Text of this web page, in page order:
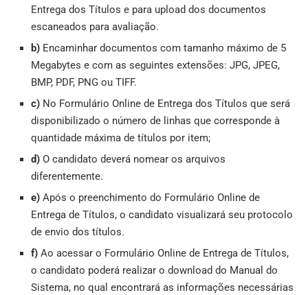
Entrega dos Títulos e para upload dos documentos
escaneados para avaliação.
b) Encaminhar documentos com tamanho máximo de 5
Megabytes e com as seguintes extensões: JPG, JPEG,
BMP, PDF, PNG ou TIFF.
c) No Formulário Online de Entrega dos Títulos que será
disponibilizado o número de linhas que corresponde à
quantidade máxima de títulos por item;
d) O candidato deverá nomear os arquivos
diferentemente.
e) Após o preenchimento do Formulário Online de
Entrega de Títulos, o candidato visualizará seu protocolo
de envio dos títulos.
f) Ao acessar o Formulário Online de Entrega de Títulos,
o candidato poderá realizar o download do Manual do
Sistema, no qual encontrará as informações necessárias